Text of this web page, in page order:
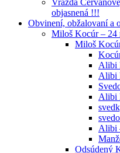
objasnená !!!
Obvinení, obžalovaní a
Miloš Kocúr – 24
Miloš
Alibi
Alibi
Alibi
Alibi
Odsúdený